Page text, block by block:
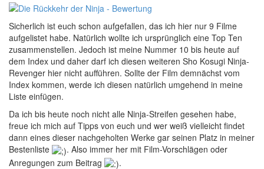
Sicherlich ist euch schon aufgefallen, das ich hier nur 9 Filme
aufgelistet habe. Natürlich wollte ich ursprünglich eine Top Ten
zusammenstellen. Jedoch ist meine Nummer 10 bis heute auf
dem Index und daher darf ich diesen weiteren Sho Kosugi Ninja-
Revenger hier nicht aufführen. Sollte der Film demnächst vom
Index kommen, werde ich diesen natürlich umgehend in meine
Liste einfügen.
Da ich bis heute noch nicht alle Ninja-Streifen gesehen habe,
freue ich mich auf Tipps von euch und wer weiß vielleicht findet
dann eines dieser nachgeholten Werke gar seinen Platz in meiner
Bestenliste
. Also immer her mit Film-Vorschlägen oder
Anregungen zum Beitrag
.